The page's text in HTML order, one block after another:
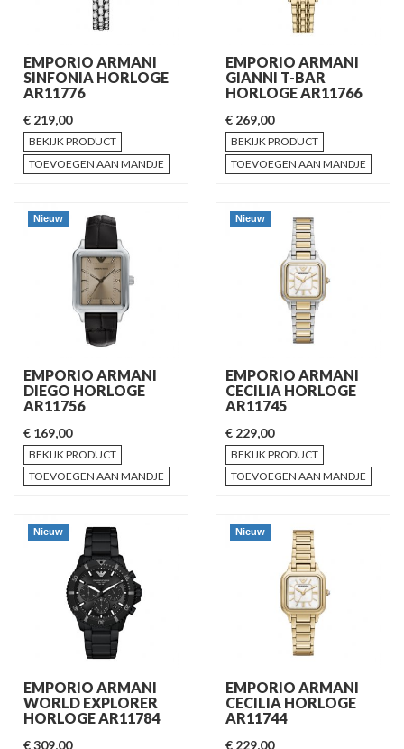
EMPORIO ARMANI
SINFONIA HORLOGE
AR11776
€ 219,00
BEKIJK PRODUCT
TOEVOEGEN AAN MANDJE
EMPORIO ARMANI
GIANNI T-BAR
HORLOGE AR11766
€ 269,00
BEKIJK PRODUCT
TOEVOEGEN AAN MANDJE
Nieuw
EMPORIO ARMANI
DIEGO HORLOGE
AR11756
€ 169,00
BEKIJK PRODUCT
TOEVOEGEN AAN MANDJE
Nieuw
EMPORIO ARMANI
CECILIA HORLOGE
AR11745
€ 229,00
BEKIJK PRODUCT
TOEVOEGEN AAN MANDJE
Nieuw
EMPORIO ARMANI
WORLD EXPLORER
HORLOGE AR11784
€ 309,00
Nieuw
EMPORIO ARMANI
CECILIA HORLOGE
AR11744
€ 229,00